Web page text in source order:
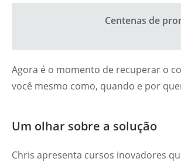
Centenas de
Agora é o momento de recuperar o
você mesmo como, quando e por
Um olhar sobre a solução
Chris apresenta cursos inovadores